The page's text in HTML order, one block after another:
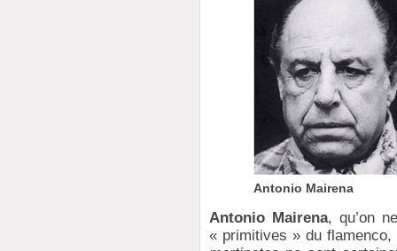
Antonio Mairena
Antonio Mairena, qu’on
« primitives » du